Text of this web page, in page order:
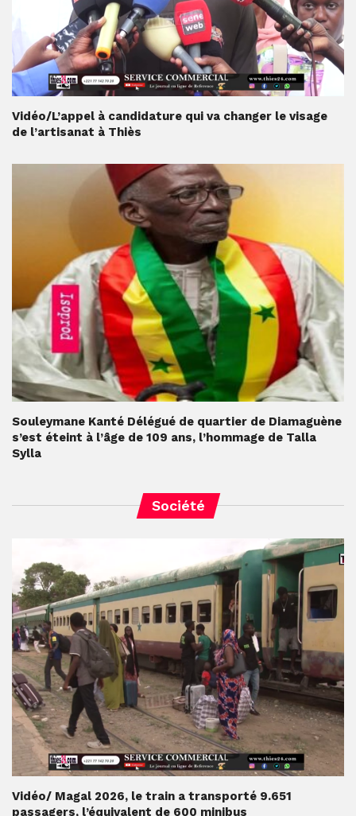
Vidéo/L’appel à candidature qui va changer le visage
de l’artisanat à Thiès
Souleymane Kanté Délégué de quartier de Diamaguène
s’est éteint à l’âge de 109 ans, l’hommage de Talla
Sylla
Société
Vidéo/ Magal 2026, le train a transporté 9.651
passagers, l’équivalent de 600 minibus